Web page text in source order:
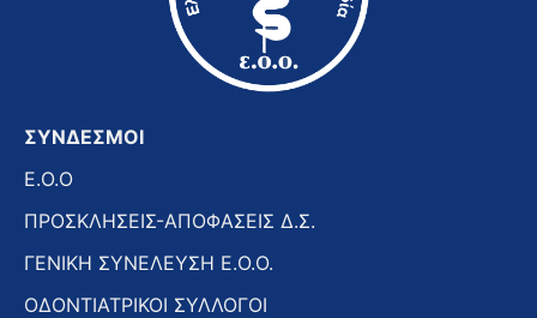
ΣΥΝΔΕΣΜΟΙ
E.O.O
ΠΡΟΣΚΛΗΣΕΙΣ-ΑΠΟΦΑΣΕΙΣ Δ.Σ.
ΓΕΝΙΚΗ ΣΥΝΕΛΕΥΣΗ Ε.Ο.Ο.
ΟΔΟΝΤΙΑΤΡΙΚΟΙ ΣΥΛΛΟΓΟΙ